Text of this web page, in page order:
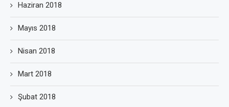
Haziran 2018
Mayıs 2018
Nisan 2018
Mart 2018
Şubat 2018